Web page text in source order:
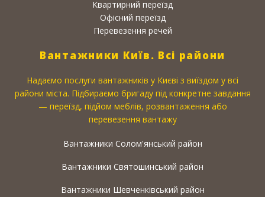
Квартирний переїзд
Офісний переїзд
Перевезення речей
Вантажники Київ. Всі райони
Надаємо послуги вантажників у Києві з виїздом у всі
райони міста. Підбираємо бригаду під конкретне завдання
— переїзд, підйом меблів, розвантаження або
перевезення вантажу
Вантажники Солом'янський район
Вантажники Святошинський район
Вантажники Шевченківський район